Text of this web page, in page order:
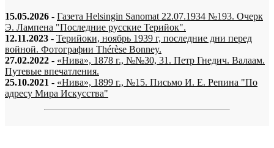
15.05.2026 - Газета Helsingin Sanomat 22.07.1934 №193. Очерк
Э. Лампена "Последние русские Терийок".
12.11.2023 - Терийоки, ноябрь 1939 г, последние дни перед
войной. Фотографии Thérèse Bonney.
27.02.2022 - «Нива», 1878 г., №№30, 31. Петр Гнедич. Валаам.
Путевые впечатления.
25.10.2021 - «Нива», 1899 г., №15. Письмо И. Е. Репина "По
адресу Мира Искусства"